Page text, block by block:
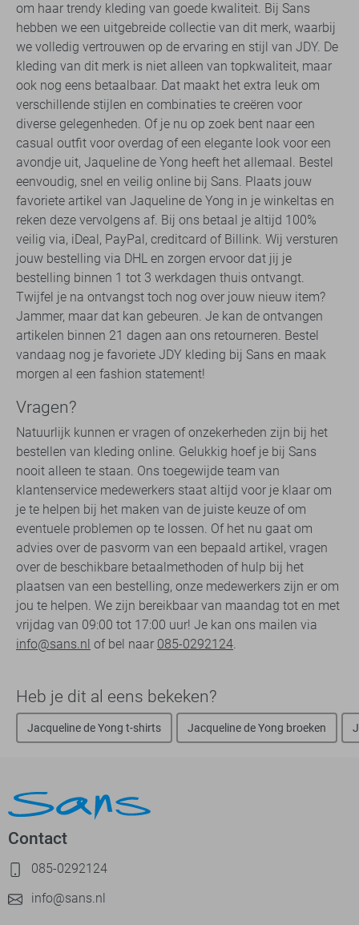
om haar trendy kleding van goede kwaliteit. Bij Sans
hebben we een uitgebreide collectie van dit merk, waarbij
we volledig vertrouwen op de ervaring en stijl van JDY. De
kleding van dit merk is niet alleen van topkwaliteit, maar
ook nog eens betaalbaar. Dat maakt het extra leuk om
verschillende stijlen en combinaties te creëren voor
diverse gelegenheden. Of je nu op zoek bent naar een
casual outfit voor overdag of een elegante look voor een
avondje uit, Jaqueline de Yong heeft het allemaal. Bestel
eenvoudig, snel en veilig online bij Sans. Plaats jouw
favoriete artikel van Jaqueline de Yong in je winkeltas en
reken deze vervolgens af. Bij ons betaal je altijd 100%
veilig via, iDeal, PayPal, creditcard of Billink. Wij versturen
jouw bestelling via DHL en zorgen ervoor dat jij je
bestelling binnen 1 tot 3 werkdagen thuis ontvangt.
Twijfel je na ontvangst toch nog over jouw nieuw item?
Jammer, maar dat kan gebeuren. Je kan de ontvangen
artikelen binnen 21 dagen aan ons retourneren. Bestel
vandaag nog je favoriete JDY kleding bij Sans en maak
morgen al een fashion statement!
Vragen?
Natuurlijk kunnen er vragen of onzekerheden zijn bij het
bestellen van kleding online. Gelukkig hoef je bij Sans
nooit alleen te staan. Ons toegewijde team van
klantenservice medewerkers staat altijd voor je klaar om
je te helpen bij het maken van de juiste keuze of om
eventuele problemen op te lossen. Of het nu gaat om
advies over de pasvorm van een bepaald artikel, vragen
over de beschikbare betaalmethoden of hulp bij het
plaatsen van een bestelling, onze medewerkers zijn er om
jou te helpen. We zijn bereikbaar van maandag tot en met
vrijdag van 09:00 tot 17:00 uur! Je kan ons mailen via
info@sans.nl of bel naar 085-0292124.
Heb je dit al eens bekeken?
Jacqueline de Yong t-shirts Jacqueline de Yong broeken
Contact
085-0292124
info@sans.nl